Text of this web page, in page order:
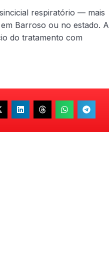
respiratório — mais
Barroso ou no estado. A
do tratamento com